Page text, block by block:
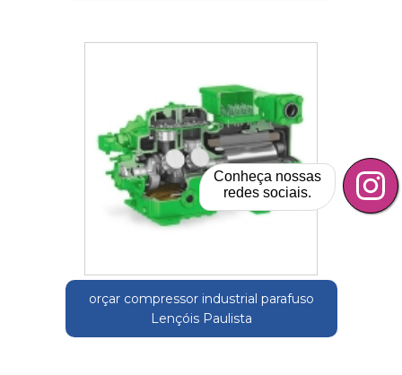
orçar compressor industrial parafuso
Lençóis Paulista
Conheça nossas
redes sociais.